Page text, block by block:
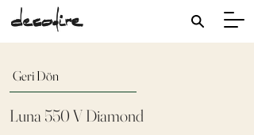
Geri Dön
Luna 550 V Diamond